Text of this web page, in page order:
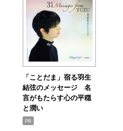
「ことだま」宿る羽生
結弦のメッセージ 名
言がもたらす心の平穏
と潤い
PR